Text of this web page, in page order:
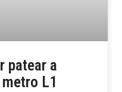
patear a
L1